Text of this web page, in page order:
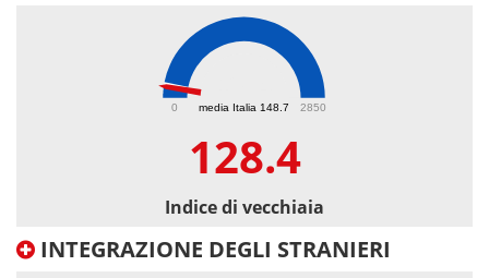
media Italia 148.7
0 2850
128.4
Indice di vecchiaia
INTEGRAZIONE DEGLI STRANIERI